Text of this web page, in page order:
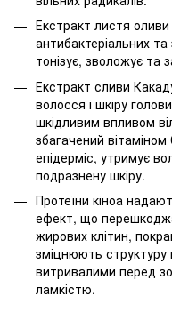
Екстракт листя
антибактеріальних
тонізує, зволожує та
Екстракт сливи
волосся і шкіру
шкідливим впливом
збагачений
епідерміс, утримує
подразнену шкіру.
Протеїни кіноа
ефект, що
жирових клітин,
зміцнюють структуру
витривалими перед
ламкістю.